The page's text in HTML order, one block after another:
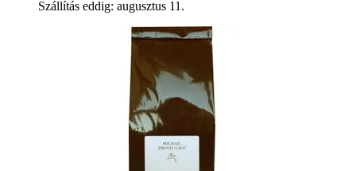
Szállítás eddig: augusztus 11.